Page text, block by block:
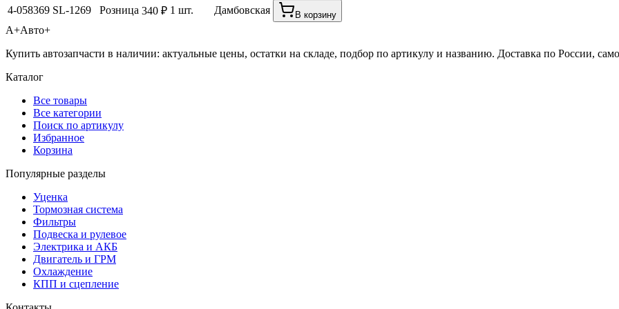
4-058369 SL-1269 Розница 340 ₽ 1 шт. Дамбовская В корзину
А+Авто+
Купить автозапчасти в наличии: актуальные цены, остатки на складе, подбор по артикулу и названию. Доставка по России,
Каталог
Все товары
Все категории
Поиск по артикулу
Избранное
Корзина
Популярные разделы
Уценка
Тормозная система
Фильтры
Подвеска и рулевое
Электрика и АКБ
Двигатель и ГРМ
Охлаждение
КПП и сцепление